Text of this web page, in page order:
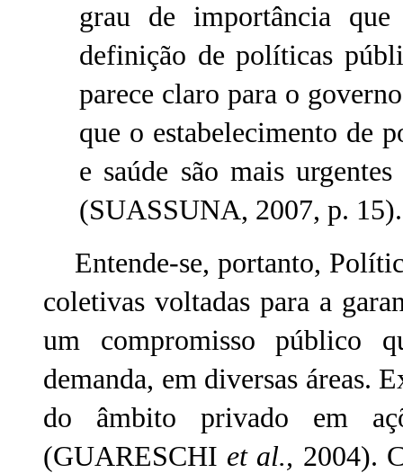
grau de importância
definição de políticas
parece claro para o
que o estabelecimento de
e saúde são mais
(SUASSUNA, 2007, p. 15).
Entende-se, portanto,
coletivas voltadas para a
um compromisso público
demanda, em diversas áreas.
do âmbito privado em
(GUARESCHI et al., 2004).